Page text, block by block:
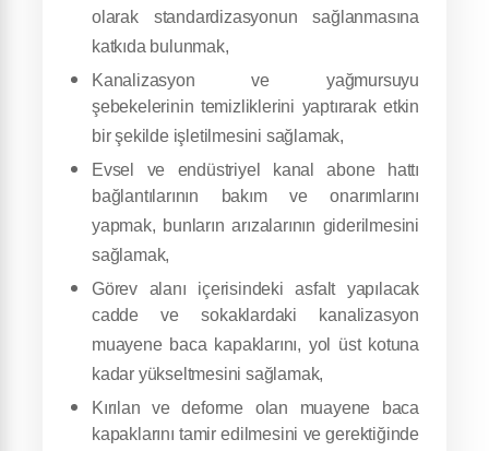
olarak standardizasyonun sağlanmasına
katkıda bulunmak,
Kanalizasyon ve yağmursuyu
şebekelerinin temizliklerini yaptırarak etkin
bir şekilde işletilmesini sağlamak,
Evsel ve endüstriyel kanal abone hattı
bağlantılarının bakım ve onarımlarını
yapmak, bunların arızalarının giderilmesini
sağlamak,
Görev alanı içerisindeki asfalt yapılacak
cadde ve sokaklardaki kanalizasyon
muayene baca kapaklarını, yol üst kotuna
kadar yükseltmesini sağlamak,
Kırılan ve deforme olan muayene baca
kapaklarını tamir edilmesini ve gerektiğinde